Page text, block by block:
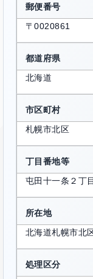
郵便番号
〒0020861
都道府県
北海道
市区町村
札幌市北区
丁目番地等
屯田十一条２丁
所在地
北海道札幌市北
処理区分